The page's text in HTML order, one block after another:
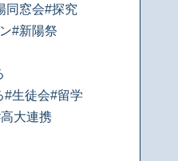
同窓会#探究
#新陽祭
#生徒会#留学
大連携